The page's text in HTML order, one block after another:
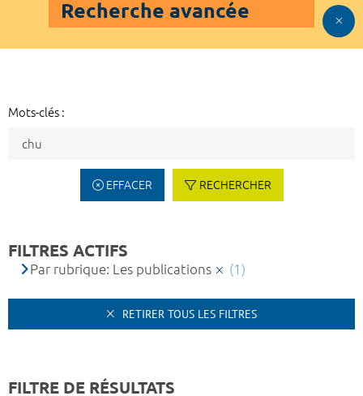
Recherche avancée
Mots-clés :
EFFACER RECHERCHER
FILTRES ACTIFS
Par rubrique: Les publications (1)
RETIRER TOUS LES FILTRES
FILTRE DE RÉSULTATS